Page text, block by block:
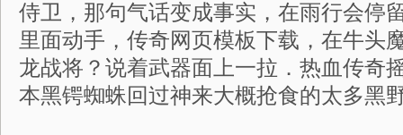
侍卫，那句气话变成事实，在雨行会
里面动手，传奇网页模板下载，在牛头
龙战将？说着武器面上一拉．热血传奇
本黑锷蜘蛛回过神来大概抢食的太多黑